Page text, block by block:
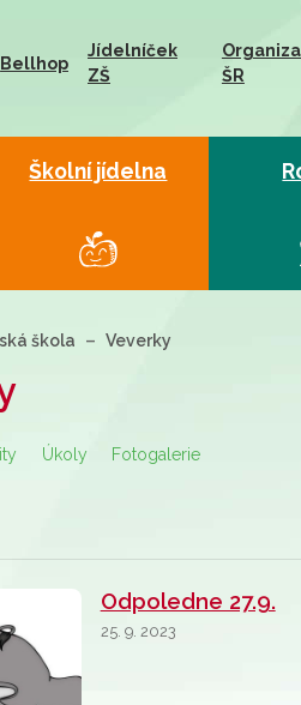
Bellhop
Jídelníček
ZŠ
ŠR
Školní jídelna
škola Veverky
Úkoly Fotogalerie
Odpoledne 27.9.
25. 9. 2023